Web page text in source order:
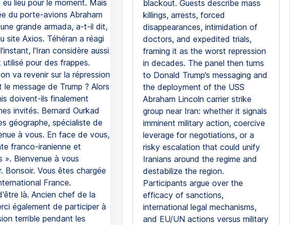
lieu pour le moment. Mais
du porte-avions Abraham
grande armada, a-t-il dit,
site Axios. Téhéran a réagi
l'Iran considère aussi
pour des frappes.
va revenir sur la répression
message de Trump ? Alors
doivent-ils finalement
invités. Bernard Ourkad
géographe, spécialiste de
à vous. En face de vous,
franco-iranienne et
Bienvenue à vous
Bonsoir. Vous êtes chargée
France.
là. Ancien chef de la
également de participer à
terrible pendant les
blackout. Guests describe mass
killings, arrests, forced
disappearances, intimidation of
doctors, and expedited trials,
framing it as the worst repression
in decades. The panel then turns
to Donald Trump’s messaging and
the deployment of the USS
Abraham Lincoln carrier strike
group near Iran: whether it signals
imminent military action, coercive
leverage for negotiations, or a
risky escalation that could unify
Iranians around the regime and
destabilize the region.
Participants argue over the
efficacy of sanctions,
international legal mechanisms,
and EU/UN actions versus military